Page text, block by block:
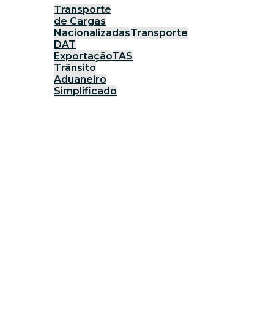
Transporte
de Cargas
NacionalizadasTransporte
DAT
ExportaçãoTAS
Trânsito
Aduaneiro
Simplificado